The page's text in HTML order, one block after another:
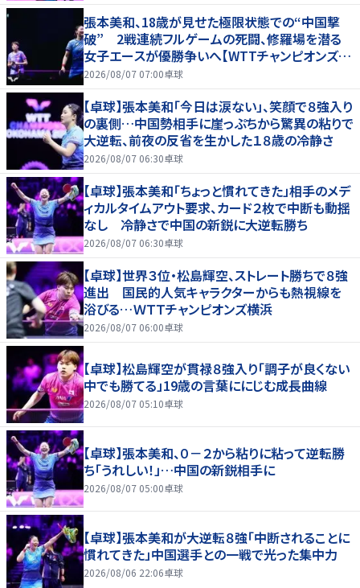
張本美和、18歳が見せた極限状態での“中国撃
破” 2戦連続フルゲームの死闘、修羅場を潜る
女子エースが優勝争いへ【WTTチャンピオンズ横
浜2026】
2026/08/07 07:00卓球
【卓球】張本美和「今日は涙ない」、笑顔で８強入り
の裏側…中国勢相手に崖っぷちから驚異の粘りで
大逆転、前夜の反省を生かした１８歳の冷静さ
2026/08/07 06:30卓球
【卓球】張本美和「ちょっと慣れてきた」相手のメデ
ィカルタイムアウト要求、カード２枚で中断も動揺
なし 冷静さで中国の新鋭に大逆転勝ち
2026/08/07 06:30卓球
【卓球】世界３位・松島輝空、ストレート勝ちで８強
進出 国民的人気キャラクターからも熱視線を
浴びる…ＷＴＴチャンピオンズ横浜
2026/08/07 06:00卓球
【卓球】松島輝空が貫禄８強入り「調子が良くない
中でも勝てる」19歳の言葉ににじむ成長曲線
2026/08/07 05:10卓球
【卓球】張本美和、０－２から粘りに粘って逆転勝
ち「うれしい！」…中国の新鋭相手に
2026/08/07 05:00卓球
【卓球】張本美和が大逆転８強「中断されることに
慣れてきた」中国選手との一戦で光った集中力
2026/08/06 22:06卓球